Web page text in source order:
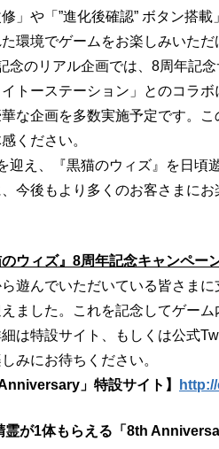
」や「”進化後確認” ボタン搭
環境でゲームをお楽しみいただ
念のリアル企画では、8周年記
トーステーション」とのコラ
な企画を多数実施予定です。
ください。
迎え、『黒猫のウィズ』を日頃
今後もより多くのお客さまに
のウィズ』8周年記念キャンペー
ら遊んでいただいている皆さま
ました。これを記念してゲー
は特設サイト、もしくは公式
みにお待ちください。
」特設サイト】
霊が1体もらえる「8th